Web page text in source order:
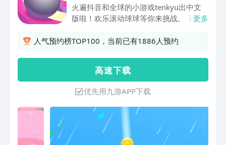
火遍抖音和全球的小游戏tenkyu出中文
版啦！欢乐滚动球球等你来挑战。 玩法
并抵达目的地，一定要小心翼翼地通过各
玩个痛快！不想错过各种网红小游戏，来
玩欢乐滚动球球，各种热门经典网红小游
戏一个都不少！
更多
人气预约榜TOP100，当前已有1886人预约
高 速 下 载
优先用九游APP下载